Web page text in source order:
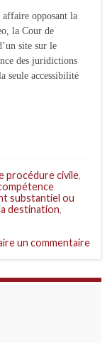
affaire opposant la
la Cour de
site sur le
des juridictions
seule accessibilité
procédure civile,
substantiel ou
destination,
un commentaire